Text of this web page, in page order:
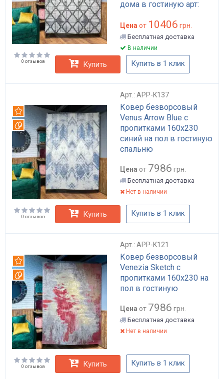
дома в гостиную арт:
Цена от 10406 грн.
Бесплатная доставка
В наличии
0 отзывов Купить Купить в 1 клик
Арт.: APP-K137
Ковер безворсовый
Venus Arrow Blue с
пропитками 160х230
синий на пол в гостиную
спальню
Рекомендуем
Вотерпруф
Цена от 7986 грн.
Бесплатная доставка
Нет в наличии
0 отзывов Купить Купить в 1 клик
Арт.: APP-K121
Ковер безворсовый
Venezia Sketch с
пропитками 160х230 на
пол в гостиную
Рекомендуем
Вотерпруф
Цена от 7986 грн.
Бесплатная доставка
Нет в наличии
0 отзывов Купить Купить в 1 клик